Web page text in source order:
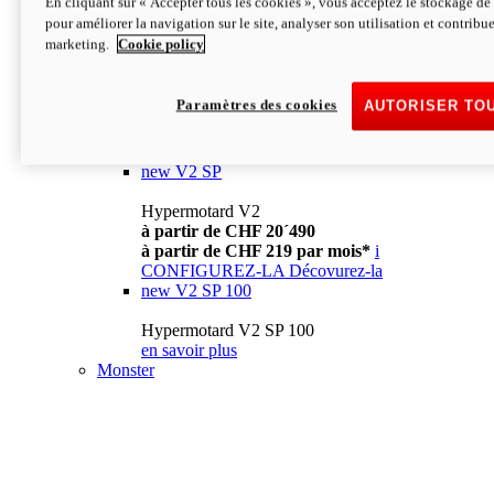
à partir de CHF 13´990 i
CONFIGUREZ-LA Décovurez-la
newV2
à partir de CHF 15´990
à partir de CHF 169 par mois* i
new V2 SP
Hypermotard V2
à partir de CHF 20´490
à partir de CHF 219 par mois* i
CONFIGUREZ-LA Décovurez-la
new V2 SP 100
Hypermotard V2 SP 100
en savoir plus
Monster
pour améliorer la navigation sur le site, analyser son utilisation et
marketing.
Cookie policy
AUTORISER
Paramètres des cookies